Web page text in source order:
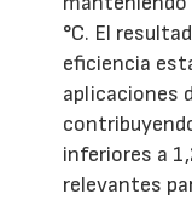
°C. El
eficiencia
aplicaciones
inferiores a
relevantes